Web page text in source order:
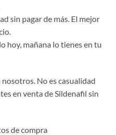
sin pagar de más. El mejor
hoy, mañana lo tienes en tu
No es casualidad
en venta de Sildenafil sin
de compra